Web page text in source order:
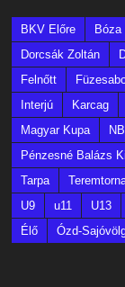
BKV Előre Bóza
Dorcsák Zoltán
Felnőtt
Interjú
Karcag
Magyar Kupa
NB
Pénzesné Balázs
Tarpa
U9
u11 U13
Élő
Ózd-